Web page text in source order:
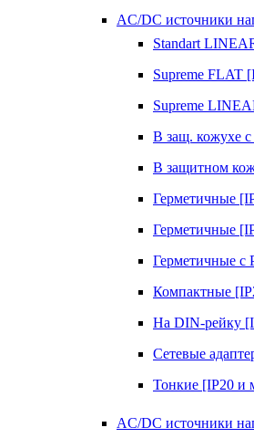
AC/DC источники
Standart
Supreme FLAT
Supreme
В защ. кожухе
В защитном
Герметичные
Герметичные
Герметичные с
Компактные
На DIN-рейку
Сетевые
Тонкие [IP20 и
AC/DC источники